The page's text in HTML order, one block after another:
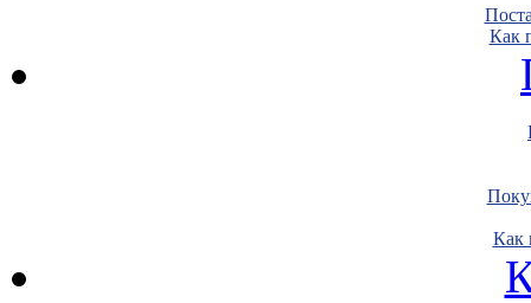
Как
Как